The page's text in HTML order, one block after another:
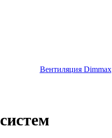
Вентиляция Dimmax